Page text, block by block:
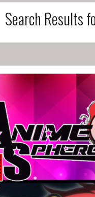
Search Results